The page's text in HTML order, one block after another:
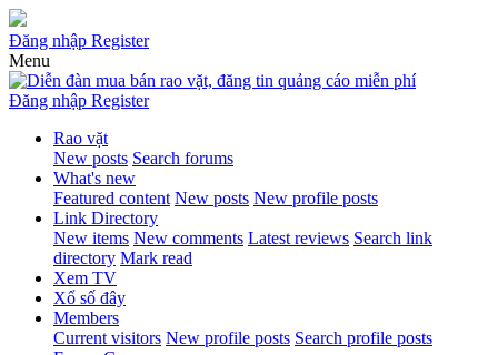
Đăng nhập Register
Menu
Đăng nhập Register
Rao vặt
New posts Search forums
What's new
Featured content New posts New profile posts
Link Directory
New items New comments Latest reviews Search link
directory Mark read
Xem TV
Xổ số đây
Members
Current visitors New profile posts Search profile posts